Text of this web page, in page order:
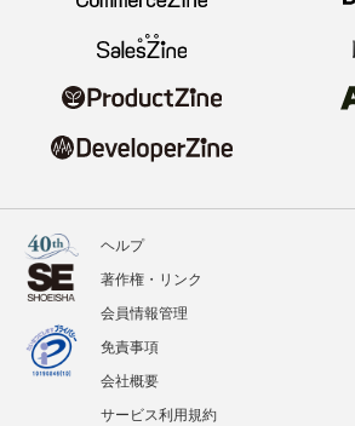
ヘルプ
著作権・リンク
会員情報管理
免責事項
会社概要
サービス利用規約